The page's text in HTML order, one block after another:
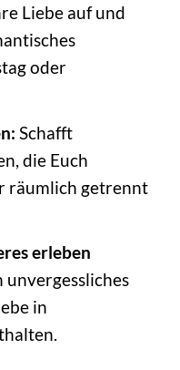
Liebe auf und
oder
Schafft
die Euch
räumlich getrennt
erleben
unvergessliches
in